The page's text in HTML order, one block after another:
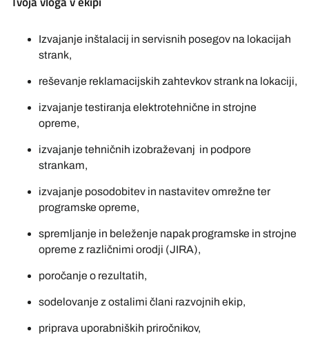
Izvajanje inštalacij in servisnih posegov na lokacijah
strank,
reševanje reklamacijskih zahtevkov strank na lokaciji,
izvajanje testiranja elektrotehnične in strojne
opreme,
izvajanje tehničnih izobraževanj in podpore
strankam,
izvajanje posodobitev in nastavitev omrežne ter
programske opreme,
spremljanje in beleženje napak programske in strojne
opreme z različnimi orodji (JIRA),
poročanje o rezultatih,
sodelovanje z ostalimi člani razvojnih ekip,
priprava uporabniških priročnikov,